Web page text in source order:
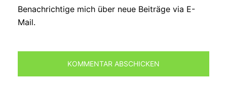
Benachrichtige mich über neue Beiträge via E-
Mail.